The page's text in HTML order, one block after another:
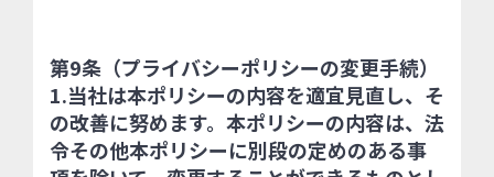
第9条（プライバシーポリシーの変更手続）
1.当社は本ポリシーの内容を適宜見直し、そ
の改善に努めます。本ポリシーの内容は、法
令その他本ポリシーに別段の定めのある事